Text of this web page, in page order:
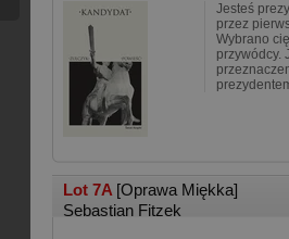
Jesteś
przez
Wybrano
przywódcy.
Lot 7A [Oprawa Miękka]
Sebastian Fitzek